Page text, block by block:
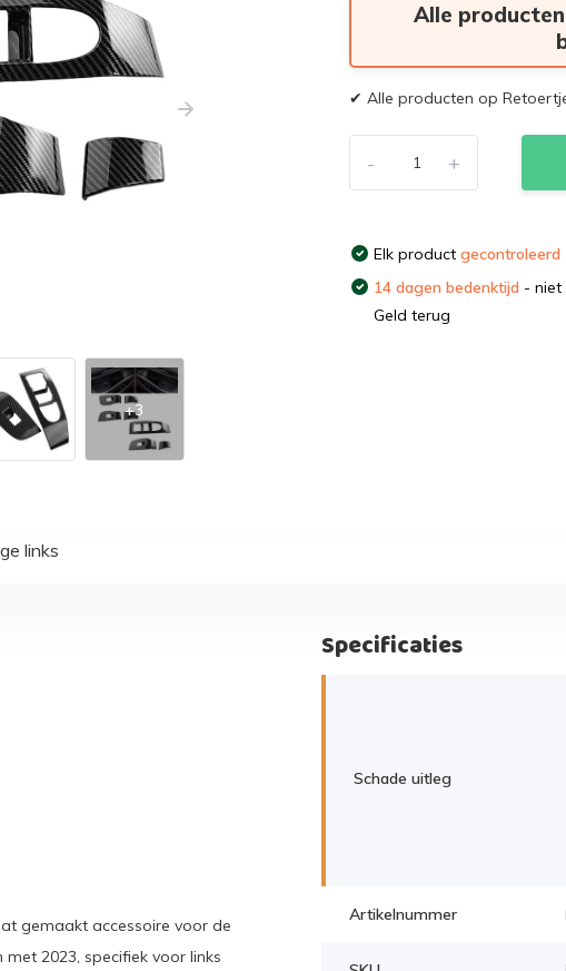
+3
Alle
✔ Alle producten op
+
-
Elk productgecontroleerd
14 dagen bedenktijd - niet
Geld terug
links
gemaakt accessoire voor de
2023, specifiek voor links
Specificaties
Schade uitleg
Artikelnummer